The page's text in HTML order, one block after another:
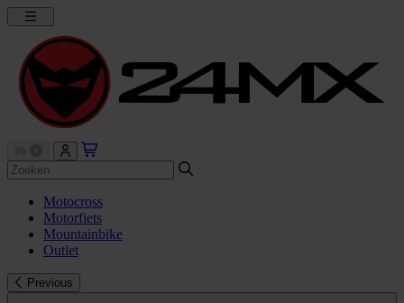
Motocross
Motorfiets
Mountainbike
Outlet
Previous